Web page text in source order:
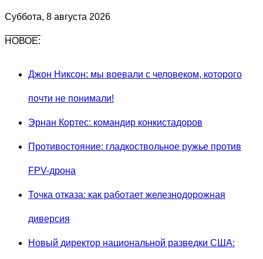
Суббота, 8 августа 2026
НОВОЕ:
Джон Никсон: мы воевали с человеком, которого
почти не понимали!
Эрнан Кортес: командир конкистадоров
Противостояние: гладкоствольное ружье против
FPV-дрона
Точка отказа: как работает железнодорожная
диверсия
Новый директор национальной разведки США: